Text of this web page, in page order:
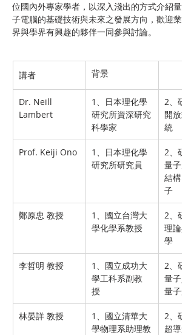
位國內外專家學者，以深入淺出的方式介紹量
子電腦的基礎技術與未來之發展方向，歡迎業
界與學界有興趣的夥伴一同參與討論。
講者 背景
Dr. Neill
Lambert
1、日本理化學
研究所資深研究
科學家
2、研
開放式
統
Prof. Keiji Ono
1、日本理化學
研究所研究員
2、研
量子元
結構、
子
鄭原忠 教授
1、國立台灣大
學化學系教授
2、研
理論與
學
李哲明 教授
1、國立成功大
學工科系副教
授
2、研
量子資
量子光
林晏詳 教授
1、國立清華大
學物理系助理教
2、研
超導量